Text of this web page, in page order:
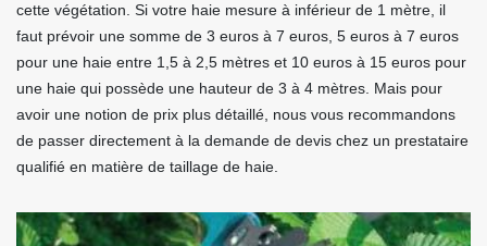
cette végétation. Si votre haie mesure à inférieur de 1 mètre, il
faut prévoir une somme de 3 euros à 7 euros, 5 euros à 7 euros
pour une haie entre 1,5 à 2,5 mètres et 10 euros à 15 euros pour
une haie qui possède une hauteur de 3 à 4 mètres. Mais pour
avoir une notion de prix plus détaillé, nous vous recommandons
de passer directement à la demande de devis chez un prestataire
qualifié en matière de taillage de haie.